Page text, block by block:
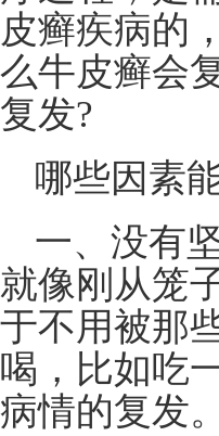
皮癣疾病的
么牛皮癣会
复发?
哪些因素
一、没有
就像刚从笼
于不用被那
喝，比如吃
病情的复发。